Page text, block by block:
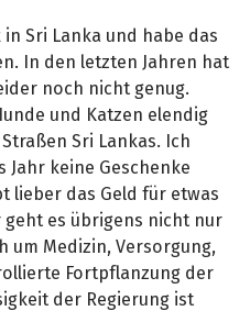
Sri Lanka und habe das
In den letzten Jahren hat
noch nicht genug.
und Katzen elendig
Sri Lankas. Ich
Jahr keine Geschenke
lieber das Geld für etwas
es übrigens nicht nur
um Medizin, Versorgung,
Fortpflanzung der
der Regierung ist